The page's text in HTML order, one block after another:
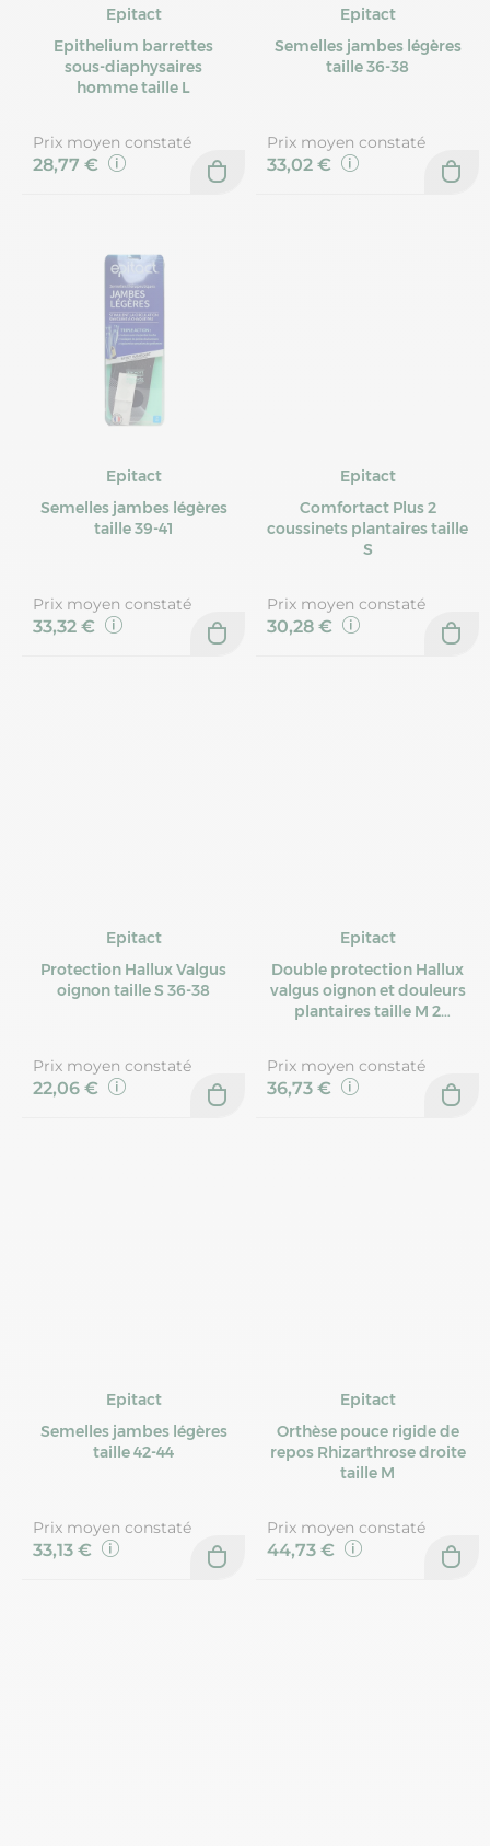
Epitact
Epithelium barrettes
sous-diaphysaires
homme taille L
Prix moyen constaté
28,77 €
Epitact
Semelles jambes légères
taille 36-38
Prix moyen constaté
33,02 €
Epitact
Semelles jambes légères
taille 39-41
Prix moyen constaté
33,32 €
Epitact
Comfortact Plus 2
coussinets plantaires taille
S
Prix moyen constaté
30,28 €
Epitact
Protection Hallux Valgus
oignon taille S 36-38
Prix moyen constaté
22,06 €
Epitact
Double protection Hallux
valgus oignon et douleurs
plantaires taille M 2
Prix moyen constaté
36,73 €
Epitact
Semelles jambes légères
taille 42-44
Prix moyen constaté
33,13 €
Epitact
Orthèse pouce rigide de
repos Rhizarthrose droite
taille M
Prix moyen constaté
44,73 €